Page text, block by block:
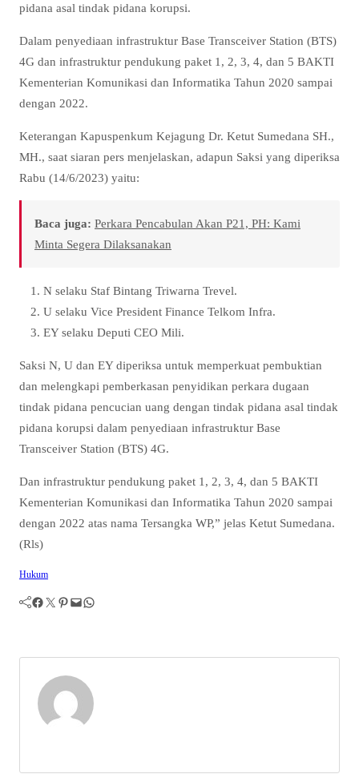
pidana asal tindak pidana korupsi.
Dalam penyediaan infrastruktur Base Transceiver Station (BTS)
4G dan infrastruktur pendukung paket 1, 2, 3, 4, dan 5 BAKTI
Kementerian Komunikasi dan Informatika Tahun 2020 sampai
dengan 2022.
Keterangan Kapuspenkum Kejagung Dr. Ketut Sumedana SH.,
MH., saat siaran pers menjelaskan, adapun Saksi yang diperiksa
Rabu (14/6/2023) yaitu:
Baca juga: Perkara Pencabulan Akan P21, PH: Kami
Minta Segera Dilaksanakan
N selaku Staf Bintang Triwarna Trevel.
U selaku Vice President Finance Telkom Infra.
EY selaku Deputi CEO Mili.
Saksi N, U dan EY diperiksa untuk memperkuat pembuktian
dan melengkapi pemberkasan penyidikan perkara dugaan
tindak pidana pencucian uang dengan tindak pidana asal tindak
pidana korupsi dalam penyediaan infrastruktur Base
Transceiver Station (BTS) 4G.
Dan infrastruktur pendukung paket 1, 2, 3, 4, dan 5 BAKTI
Kementerian Komunikasi dan Informatika Tahun 2020 sampai
dengan 2022 atas nama Tersangka WP,” jelas Ketut Sumedana.
(Rls)
Hukum
Facebook Twitter Pinterest Mail WhatsApp